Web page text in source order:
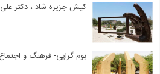
کیش جزیره شاد ، دکتر علی
بوم گرایی- فرهنگ و